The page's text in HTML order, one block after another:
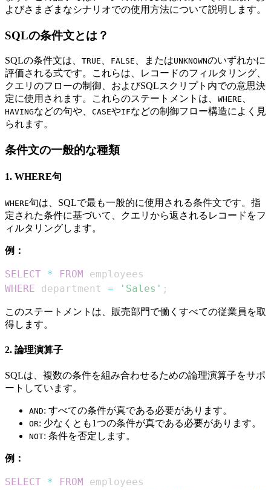
よびさまざまなシナリオでの使用方法について説明します。
SQLの条件文とは？
SQLの条件文は、 TRUE 、 FALSE 、またはUNKNOWNのいずれかに
評価される式です。これらは、レコードのフィルタリング、
クエリのフローの制御、およびSQLスクリプト内での意思決
定に使用されます。これらのステートメントは、 WHERE 、
HAVINGなどの句や、 CASEやIFなどの制御フロー構造によく見
られます。
条件文の一般的な種類
1. WHERE句
WHERE句は、SQLで最も一般的に使用される条件文です。指
定された条件に基づいて、クエリから返されるレコードをフ
ィルタリングします。
例：
SELECT * FROM
WHERE department = 'Sales' ;
このステートメントは、販売部門で働くすべての従業員を取
得します。
2. 論理演算子
SQLは、複数の条件を組み合わせるための論理演算子をサポ
ートしています。
AND: すべての条件が真である必要があります。
OR: 少なくとも1つの条件が真である必要があります。
NOT: 条件を否定します。
例：
SELECT * FROM